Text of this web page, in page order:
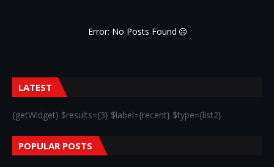
Error: No Posts Found
LATEST
{getWidget} $results={3} $label={recent} $type={list2}
POPULAR POSTS